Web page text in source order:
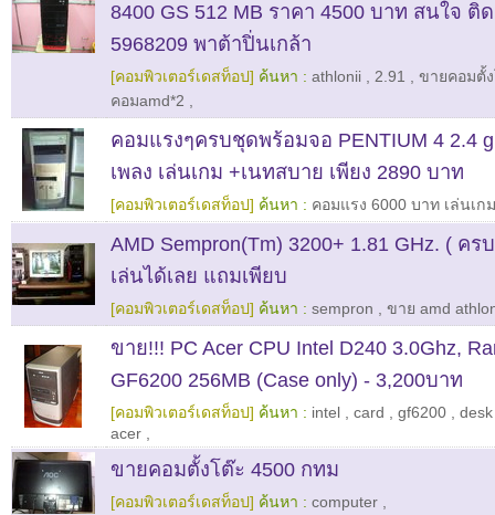
8400 GS 512 MB ราคา 4500 บาท สนใจ ติ
5968209 พาต้าปิ่นเกล้า
[คอมพิวเตอร์เดสท็อป] ค้นหา : athlonii 2.91
ขายคอมตั้
คอมamd*2
คอมแรงๆครบชุดพร้อมจอ PENTIUM 4 2.4
เพลง เล่นเกม +เนทสบาย เพียง 2890 บาท
[คอมพิวเตอร์เดสท็อป] ค้นหา : คอมแรง 6000 บาท เล่นเกม
AMD Sempron(Tm) 3200+ 1.81 GHz. ( ค
เล่นได้เลย แถมเพียบ
[คอมพิวเตอร์เดสท็อป] ค้นหา : sempron ขาย amd
ขาย!!! PC Acer CPU Intel D240 3.0Ghz,
GF6200 256MB (Case only) - 3,200บาท
[คอมพิวเตอร์เดสท็อป] ค้นหา : intel card gf6200 desk
acer
ขายคอมตั้งโต๊ะ 4500 กทม
[คอมพิวเตอร์เดสท็อป] ค้นหา : computer